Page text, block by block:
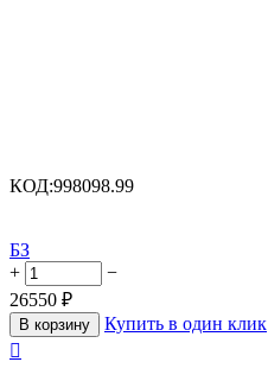
КОД:998098.99
БЗ
+
−
26550 ₽
В корзину
Купить в один клик
